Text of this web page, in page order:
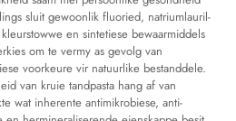
sluit gewoonlik fluoried, natriumlauril-
en sintetiese bewaarmiddels
om te vermy as gevolg van
voorkeure vir natuurlike bestanddele.
van kruie tandpasta hang af van
wat inherente antimikrobiese, anti-